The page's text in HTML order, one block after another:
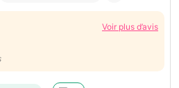
Voir plus d’avis